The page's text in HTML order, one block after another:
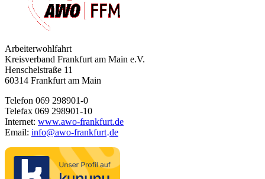
Arbeiterwohlfahrt
Kreisverband Frankfurt am Main e.V.
Henschelstraße 11
60314 Frankfurt am Main
Telefon 069 298901-0
Telefax 069 298901-10
Internet: www.awo-frankfurt.de
Email: info@awo-frankfurt·de